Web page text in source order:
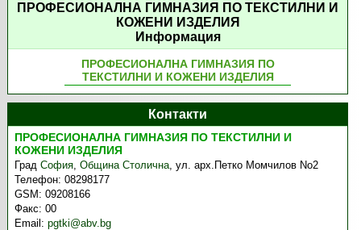
ПРОФЕСИОНАЛНА ГИМНАЗИЯ ПО ТЕКСТИЛНИ И
КОЖЕНИ ИЗДЕЛИЯ
Информация
ПРОФЕСИОНАЛНА ГИМНАЗИЯ ПО
ТЕКСТИЛНИ И КОЖЕНИ ИЗДЕЛИЯ
Контакти
ПРОФЕСИОНАЛНА ГИМНАЗИЯ ПО ТЕКСТИЛНИ И
КОЖЕНИ ИЗДЕЛИЯ
ГрадСофия,Община Столична,ул. арх.Петко Момчилов No2
Телефон:08298177
GSM:09208166
Факс:00
Email:pgtki@abv.bg